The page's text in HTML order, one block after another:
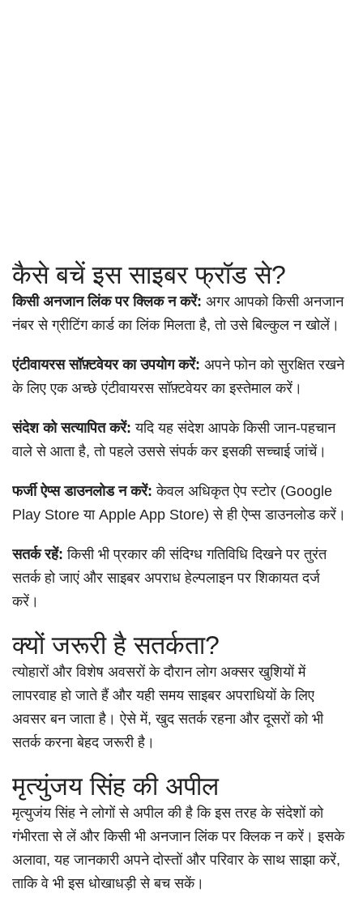
कैसे बचें इस साइबर फ्रॉड से?
किसी अनजान लिंक पर क्लिक न करें: अगर आपको किसी अनजान
नंबर से ग्रीटिंग कार्ड का लिंक मिलता है, तो उसे बिल्कुल न खोलें।
एंटीवायरस सॉफ़्टवेयर का उपयोग करें: अपने फोन को सुरक्षित रखने
के लिए एक अच्छे एंटीवायरस सॉफ़्टवेयर का इस्तेमाल करें।
संदेश को सत्यापित करें:यदि यह संदेश आपके किसी जान-पहचान
वाले से आता है, तो पहले उससे संपर्क कर इसकी सच्चाई जांचें।
फर्जी ऐप्स डाउनलोड न करें: केवल अधिकृत ऐप स्टोर (Google
Play Store या Apple App Store) से ही ऐप्स डाउनलोड करें।
सतर्क रहें:किसी भी प्रकार की संदिग्ध गतिविधि दिखने पर तुरंत
सतर्क हो जाएं और साइबर अपराध हेल्पलाइन पर शिकायत दर्ज
करें।
क्यों जरूरी है सतर्कता?
त्योहारों और विशेष अवसरों के दौरान लोग अक्सर खुशियों में
लापरवाह हो जाते हैं और यही समय साइबर अपराधियों के लिए
अवसर बन जाता है। ऐसे में, खुद सतर्क रहना और दूसरों को भी
सतर्क करना बेहद जरूरी है।
मृत्युंजय सिंह की अपील
मृत्युजंय सिंह ने लोगों से अपील की है कि इस तरह के संदेशों को
गंभीरता से लें और किसी भी अनजान लिंक पर क्लिक न करें। इसके
अलावा, यह जानकारी अपने दोस्तों और परिवार के साथ साझा करें,
ताकि वे भी इस धोखाधड़ी से बच सकें।